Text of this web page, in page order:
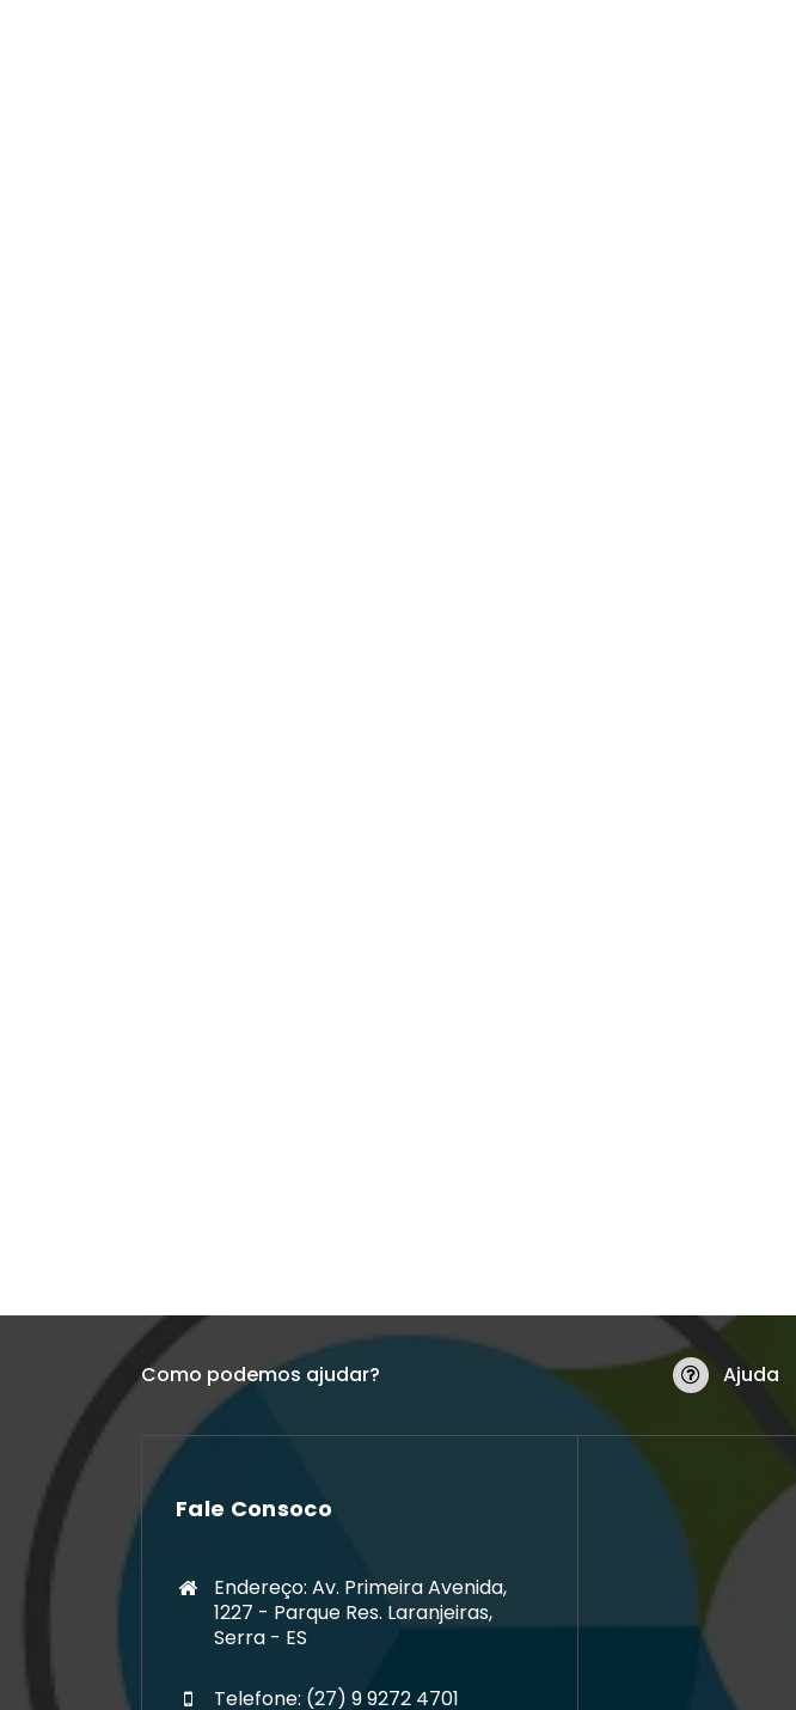
Como podemos ajudar? Ajuda
Fale Consoco
Endereço: Av. Primeira Avenida,
1227 - Parque Res. Laranjeiras,
Serra - ES
Telefone: (27) 9 9272 4701